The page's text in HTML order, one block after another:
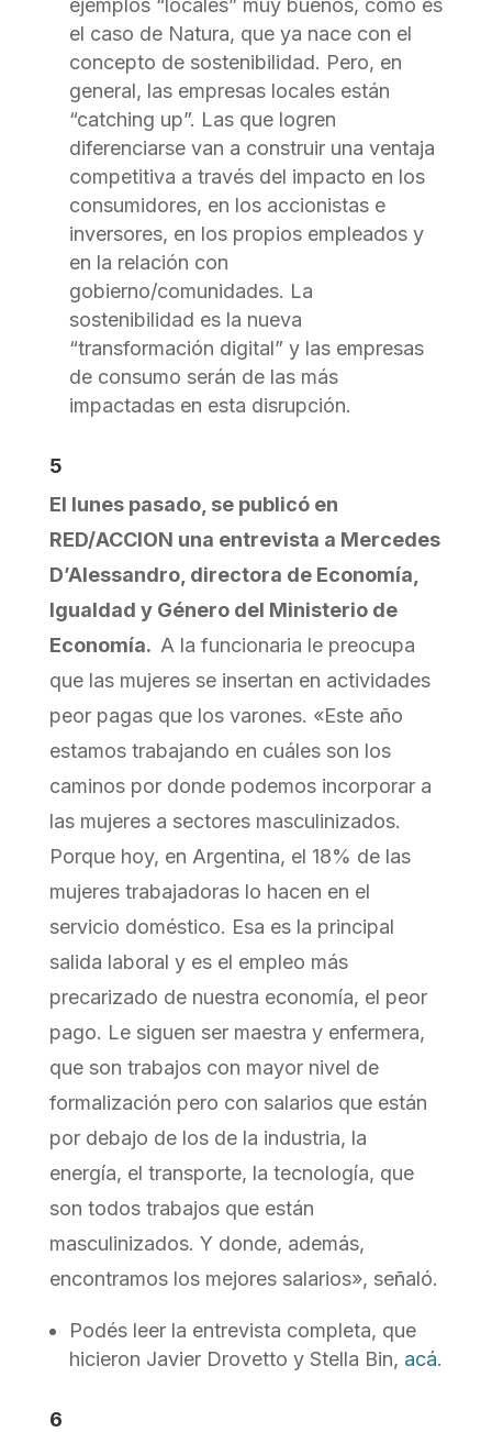
ejemplos “locales” muy buenos, como es
el caso de Natura, que ya nace con el
concepto de sostenibilidad. Pero, en
general, las empresas locales están
“catching up”. Las que logren
diferenciarse van a construir una ventaja
competitiva a través del impacto en los
consumidores, en los accionistas e
inversores, en los propios empleados y
en la relación con
gobierno/comunidades. La
sostenibilidad es la nueva
“transformación digital” y las empresas
de consumo serán de las más
impactadas en esta disrupción.
5
El lunes pasado, se publicó en
RED/ACCION una entrevista a Mercedes
D’Alessandro, directora de Economía,
Igualdad y Género del Ministerio de
Economía. A la funcionaria le preocupa
que las mujeres se insertan en actividades
peor pagas que los varones. «Este año
estamos trabajando en cuáles son los
caminos por donde podemos incorporar a
las mujeres a sectores masculinizados.
Porque hoy, en Argentina, el 18% de las
mujeres trabajadoras lo hacen en el
servicio doméstico. Esa es la principal
salida laboral y es el empleo más
precarizado de nuestra economía, el peor
pago. Le siguen ser maestra y enfermera,
que son trabajos con mayor nivel de
formalización pero con salarios que están
por debajo de los de la industria, la
energía, el transporte, la tecnología, que
son todos trabajos que están
masculinizados. Y donde, además,
encontramos los mejores salarios», señaló.
Podés leer la entrevista completa, que
hicieron Javier Drovetto y Stella Bin, acá.
6